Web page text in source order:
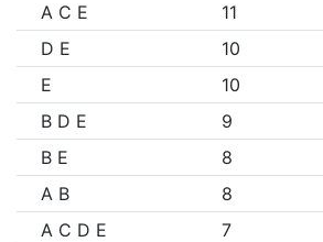
A C E
11
D E
10
E
10
B D E
9
B E
8
A B
8
A C D E
7